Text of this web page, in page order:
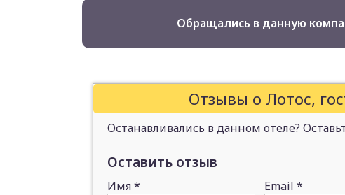
Обращались в данную
Отзывы о Лотос,
Останавливались в данном отеле?
Оставить отзыв
Имя* Email *